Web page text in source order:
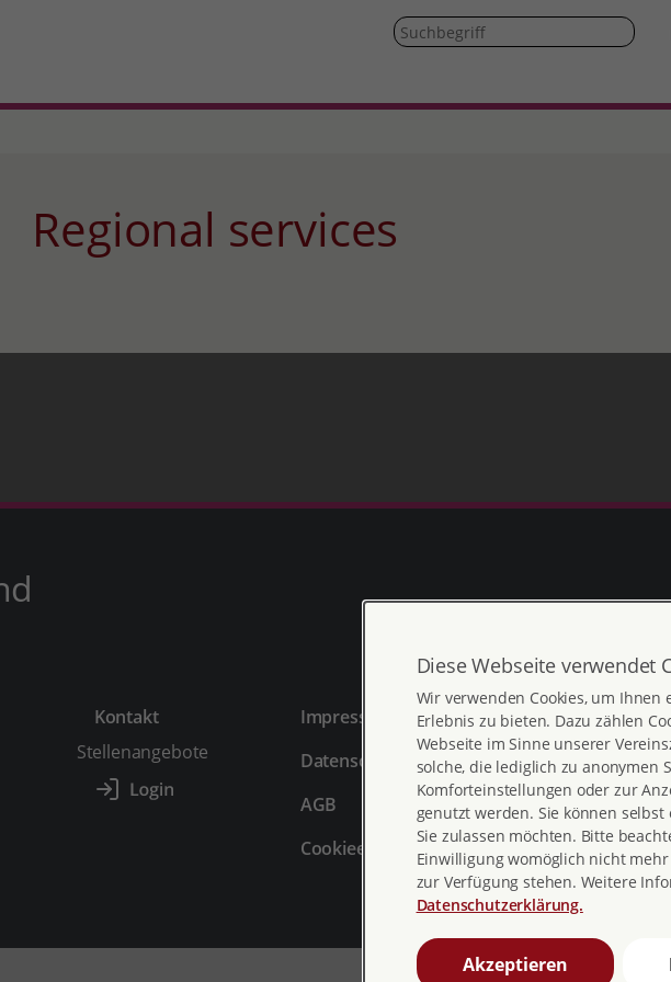
Regional services
Kontakt
Stellenangebote
Impressum
Datenschutz
AGB
Cookieeinstellungen
Erklärung zur
Barrierefreiheit
Barriere melden
Diese Webseite verwendet
Wir verwenden Cookies, um Ihnen
Erlebnis zu bieten. Dazu zählen
Webseite im Sinne unserer
solche, die lediglich zu anonymen
Komforteinstellungen oder zur
genutzt werden. Sie können
Sie zulassen möchten. Bitte
Einwilligung womöglich nicht
zur Verfügung stehen. Weitere
Datenschutzerklärung.
Akzeptieren